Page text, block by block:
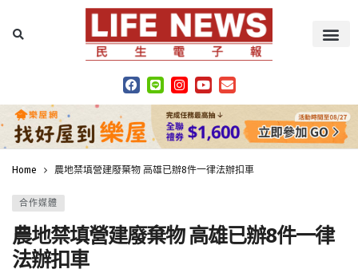
Home 農地禁填營建廢棄物 高雄已辦8件一律法辦扣車
合作媒體
農地禁填營建廢棄物 高雄已辦8件一律
法辦扣車